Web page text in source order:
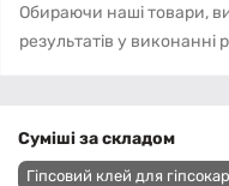
Обираючи наші товари,
результатів у виконанні
Суміші за складом
Гіпсовий клей для